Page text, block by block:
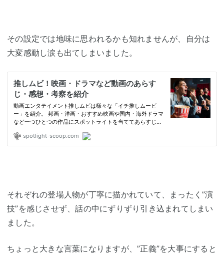
その設定では地味に思われるかも知れませんが、自分は
大変感動し涙も出てしまいました。
それぞれの登場人物が丁寧に描かれていて、まったく”演
技”を感じさせず、話の中にずりずり引き込まれてしまい
ました。
ちょっと大きな言葉になりますが、”正義”を大事にすると